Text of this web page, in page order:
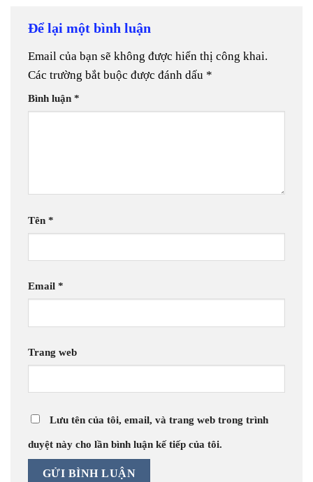
Để lại một bình luận
Email của bạn sẽ không được hiển thị công khai.
Các trường bắt buộc được đánh dấu *
Bình luận *
Tên *
Email *
Trang web
Lưu tên của tôi, email, và trang web trong trình
duyệt này cho lần bình luận kế tiếp của tôi.